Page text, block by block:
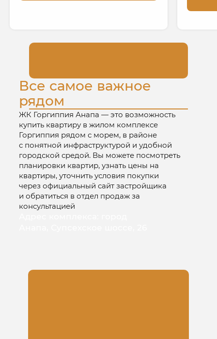
Все самое важное
рядом
ЖК Горгиппия Анапа — это возможность
купить квартиру в жилом комплексе
Горгиппия рядом с морем, в районе
с понятной инфраструктурой и удобной
городской средой. Вы можете посмотреть
планировки квартир, узнать цены на
квартиры, уточнить условия покупки
через официальный сайт застройщика
и обратиться в отдел продаж за
консультацией